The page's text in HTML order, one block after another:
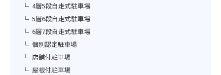
4層5段自走式駐車場
5層6段自走式駐車場
6層7段自走式駐車場
個別認定駐車場
店舗付駐車場
屋根付駐車場